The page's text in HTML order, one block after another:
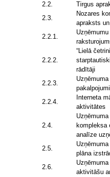
2.2.
Tirgus
2.3.
Nozares
apraksts
2.2.1.
2.2.2.
“Lielā
rādītāji
2.2.3.
pakalpojumi
2.2.4.
Interneta
aktivitātes
2.4.
Uzņēmuma
kompleksa
analīze
2.5.
Uzņēmuma
plāna
2.6.
Uzņēmuma
aktivitāšu